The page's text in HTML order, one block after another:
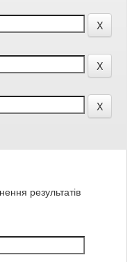
результатів